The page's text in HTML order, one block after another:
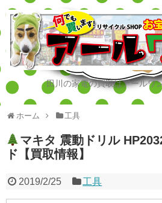
田川の家電の買取はアールワ
ホーム 工具
マキタ 震動ドリル
ド【買取情報】
2019/2/25 工具